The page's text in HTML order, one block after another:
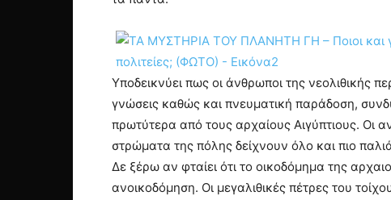
Υποδεικνύει πως οι άνθρωποι της νεολιθικής
γνώσεις καθώς και πνευματική παράδοση,
πρωτύτερα από τους αρχαίους Αιγύπτιους. Οι
στρώματα της πόλης δείχνουν όλο και πιο
Δε ξέρω αν φταίει ότι το οικοδόμημα της
ανοικοδόμηση. Οι μεγαλιθικές πέτρες του